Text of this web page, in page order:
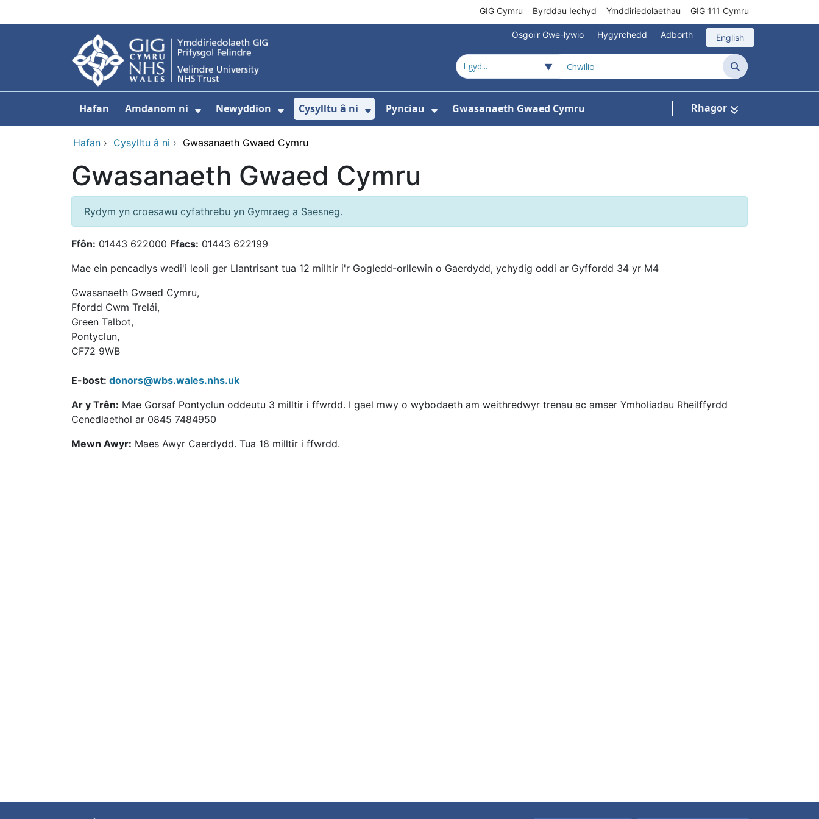
GIG Cymru Byrddau Iechyd Ymddiriedolaethau GIG 111 Cymru
Osgoi'r Gwe-lywio Hygyrchedd Adborth English
Chwilio
Hafan Amdanom ni
Dangos isddewislen ar gyfer Amdanom ni
Newyddion
Dangos isddewislen ar gyfer Newyddion
Cysylltu â ni
Dangos isddewislen ar gyfer Cysylltu â ni
Pynciau Gwasanaeth Gwaed Cymru Rhagor
Hafan › Cysylltu â ni › Gwasanaeth Gwaed Cymru
Gwasanaeth Gwaed Cymru
Rydym yn croesawu cyfathrebu yn Gymraeg a Saesneg.
Ffôn: 01443 622000 Ffacs: 01443 622199
Mae ein pencadlys wedi'i leoli ger Llantrisant tua 12 milltir i'r Gogledd-orllewin o Gaerdydd, ychydig oddi ar Gyffordd 34 yr M4
Gwasanaeth Gwaed Cymru,
Ffordd Cwm Trelái,
Green Talbot,
Pontyclun,
CF72 9WB
E-bost: donors@wbs.wales.nhs.uk
Ar y Trên: Mae Gorsaf Pontyclun oddeutu 3 milltir i ffwrdd. I gael mwy o wybodaeth am weithredwyr trenau ac amser Ymholiadau Rheilffyrdd
Cenedlaethol ar 0845 7484950
Mewn Awyr: Maes Awyr Caerdydd. Tua 18 milltir i ffwrdd.